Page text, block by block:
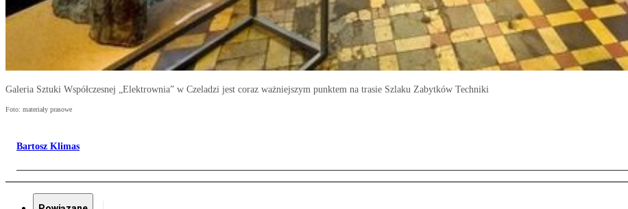
Galeria Sztuki Współczesnej „Elektrownia” w Czeladzi jest coraz ważniejszym punktem na trasie Szlaku Zabytków Techniki
Foto: materiały prasowe
Bartosz Klimas